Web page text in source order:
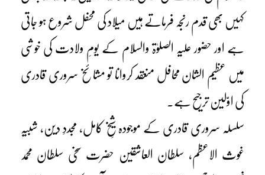
کہیں بھی قدم رنجہ فرماتے ہیں میلاد کی محفل شروع ہو جاتی
ہے اور حضور علیہ الصلوٰۃ والسلام کے یومِ ولادت کی خوشی
میں عظیم الشان محافل منعقد کروانا تو مشائخ سروری قادری
کی اوّلین ترجیح ہے۔
سلسلہ سروری قادری کے موجودہ شیخِ کامل، مجددِ دین، شبیہ
غوث الاعظم، سلطان العاشقین حضرت سخی سلطان محمد